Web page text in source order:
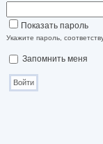
Показать пароль
Укажите пароль,
Запомнить меня